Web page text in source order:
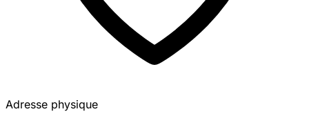
Adresse physique